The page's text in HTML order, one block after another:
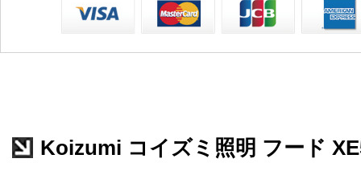
Koizumi コイズミ照明 フード